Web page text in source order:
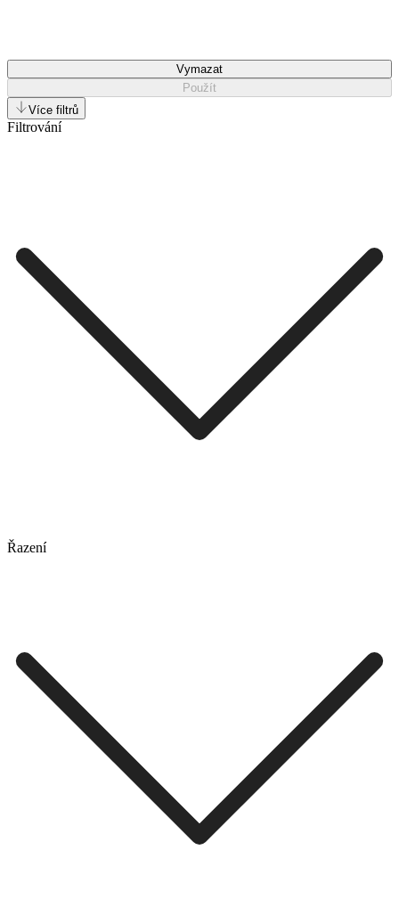
Vymazat
Použít
Více filtrů
Filtrování
Řazení